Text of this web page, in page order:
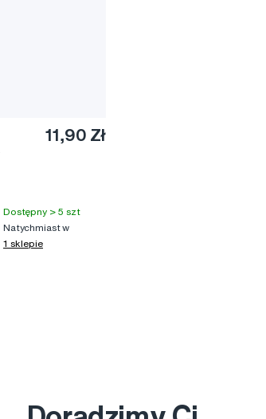
11,90 Zł
Dostępny > 5 szt
Natychmiast w
1 sklepie